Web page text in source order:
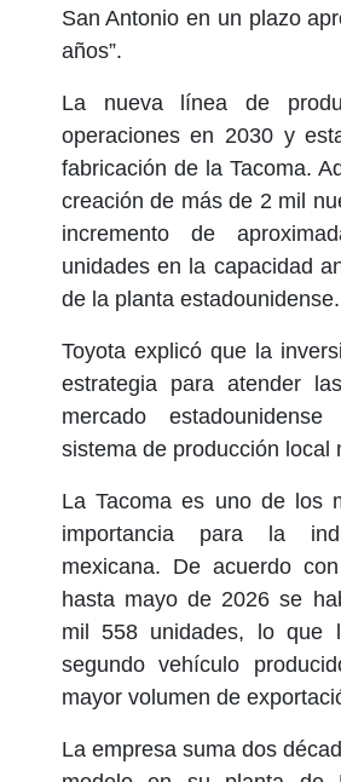
San Antonio en un plazo
años”.
La nueva línea de
operaciones en 2030 y
fabricación de la Tacoma.
creación de más de 2 mil
incremento de
unidades en la capacidad
de la planta estadounidense.
Toyota explicó que la
estrategia para atender
mercado
sistema de producción local
La Tacoma es uno de los
importancia para la
mexicana. De acuerdo
hasta mayo de 2026 se
mil 558 unidades, lo que
segundo vehículo
mayor volumen de
La empresa suma dos